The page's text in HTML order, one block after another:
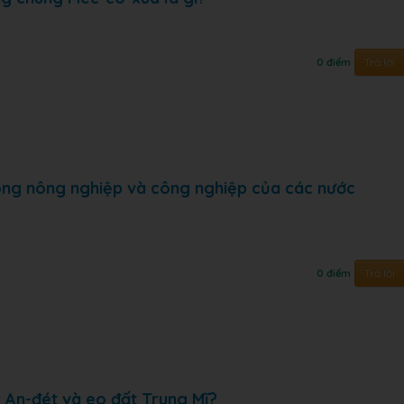
0 điểm Trả lời
nông nghiệp và công nghiệp của các nước
0 điểm Trả lời
đét và eo đất Trung Mĩ?